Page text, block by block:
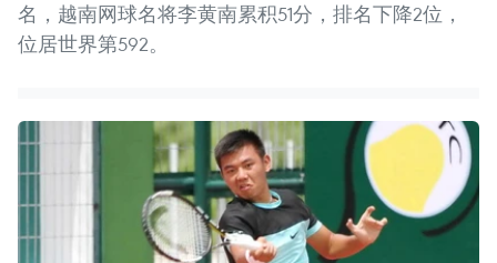
名，越南网球名将李黄南累积51分，排名下降2位，
位居世界第592。